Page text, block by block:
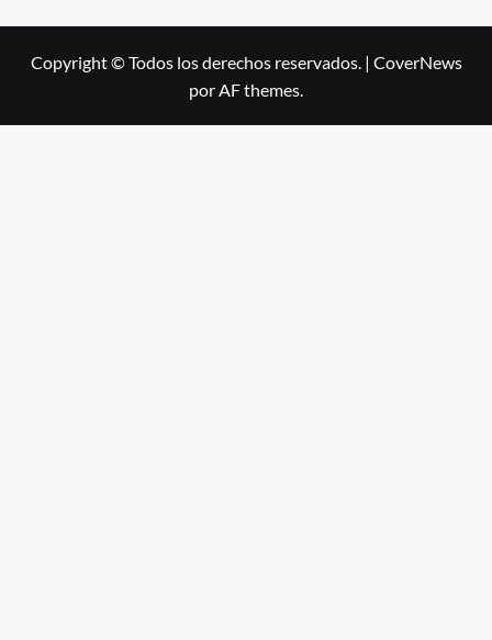
Copyright © Todos los derechos reservados. | CoverNews
por AF themes.